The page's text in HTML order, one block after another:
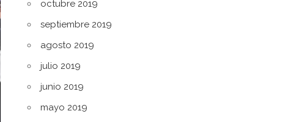
octubre 2019
septiembre 2019
agosto 2019
julio 2019
junio 2019
mayo 2019